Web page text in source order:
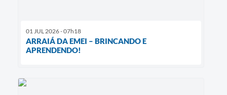
01 JUL 2026 - 07h18
ARRAIÁ DA EMEI – BRINCANDO E
APRENDENDO!